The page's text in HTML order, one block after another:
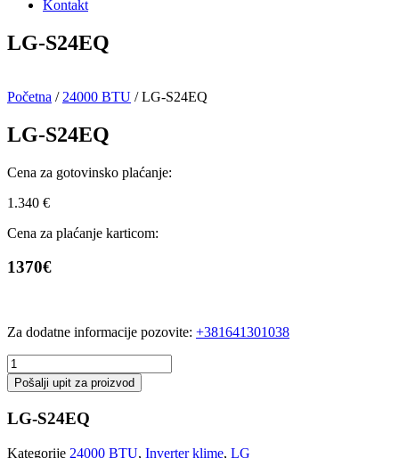
Kontakt
LG-S24EQ
Početna / 24000 BTU / LG-S24EQ
LG-S24EQ
Cena za gotovinsko plaćanje:
1.340 €
Cena za plaćanje karticom:
1370€
Za dodatne informacije pozovite: +381641301038
LG-
S24EQ
količina
Pošalji upit za proizvod
LG-S24EQ
Kategorije 24000 BTU, Inverter klime, LG